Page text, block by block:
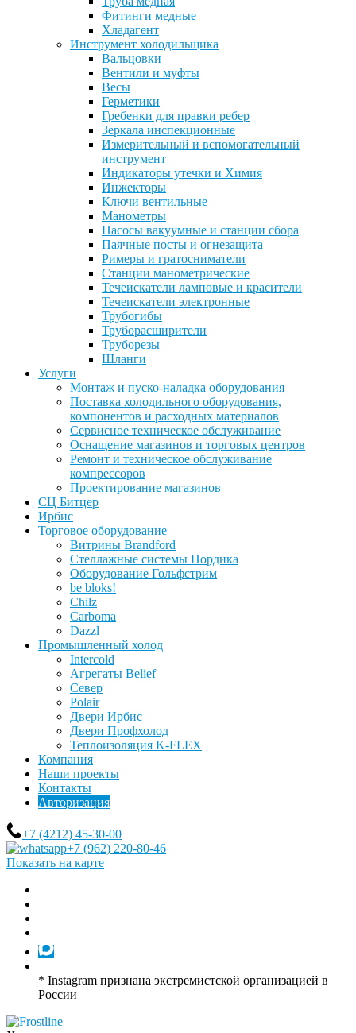
Фитинги медные
Хладагент
Инструмент холодильщика
Вальцовки
Вентили и муфты
Весы
Герметики
Гребенки для правки ребер
Зеркала инспекционные
Измерительный и вспомогательный
инструмент
Индикаторы утечки и Химия
Инжекторы
Ключи вентильные
Манометры
Насосы вакуумные и станции сбора
Паячные посты и огнезащита
Римеры и гратосниматели
Станции манометрические
Течеискатели ламповые и красители
Течеискатели электронные
Трубогибы
Труборасширители
Труборезы
Шланги
Услуги
Монтаж и пуско-наладка оборудования
Поставка холодильного оборудования,
компонентов и расходных материалов
Сервисное техническое обслуживание
Оснащение магазинов и торговых центров
Ремонт и техническое обслуживание
компрессоров
Проектирование магазинов
СЦ Битцер
Ирбис
Торговое оборудование
Витрины Brandford
Стеллажные системы Нордика
Оборудование Гольфстрим
be bloks!
Chilz
Carboma
Dazzl
Промышленный холод
Intercold
Агрегаты Belief
Север
Polair
Двери Ирбис
Двери Профхолод
Теплоизоляция K-FLEX
Компания
Наши проекты
Контакты
Авторизация
+7 (4212) 45-30-00
+7 (962) 220-80-46
Показать на карте
* Instagram признана экстремистской организацией в
России